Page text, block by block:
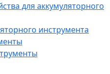
для аккумуляторного
инструмента